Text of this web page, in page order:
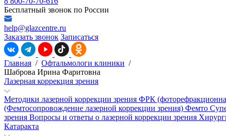
Бесплатный звонок по России
help@glazcentre.ru
Заказать звонок Записаться
Главная / Офтальмологи клиники /
Шаброва Ирина Фаритовна
Лазерная коррекция зрения
Методики лазерной коррекции зрения ФРК
(Фемтосопровождение лазерной коррекции зрения) Фемто
зрения Вопросы и ответы о лазерной коррекции зрения
Катаракта